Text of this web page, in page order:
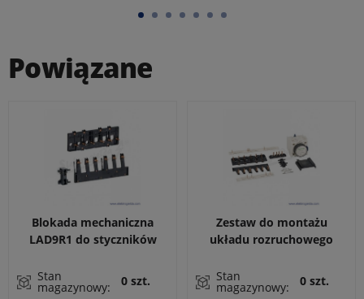
Powiązane
Blokada mechaniczna
LAD9R1 do styczników
łączy zasilania do zestawu
nawrotnego
Stan
magazynowy: 0 szt.
Zestaw do montażu
układu rozruchowego
z modułem czasowym do
styczników LC1D09...D38
Stan
magazynowy: 0 szt.